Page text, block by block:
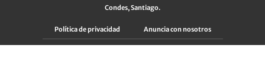
Condes, Santiago.
Política de privacidad Anuncia con nosotros